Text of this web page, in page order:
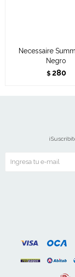
Necessaire
Negro
$ 280